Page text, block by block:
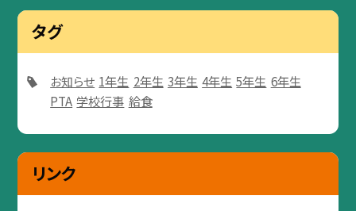
タグ
お知らせ 1年生 2年生 3年生 4年生 5年生 6年生
PTA 学校行事 給食
リンク